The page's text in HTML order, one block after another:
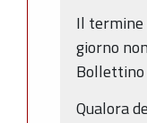
Il termine
giorno
Bollettino
Qualora